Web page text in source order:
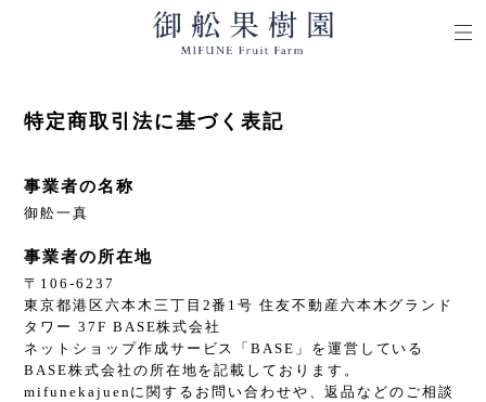
特定商取引法に基づく表記
事業者の名称
御舩一真
事業者の所在地
〒106-6237
東京都港区六本木三丁目2番1号 住友不動産六本木グランド
タワー 37F BASE株式会社
ネットショップ作成サービス「BASE」を運営している
BASE株式会社の所在地を記載しております。
mifunekajuenに関するお問い合わせや、返品などのご相談